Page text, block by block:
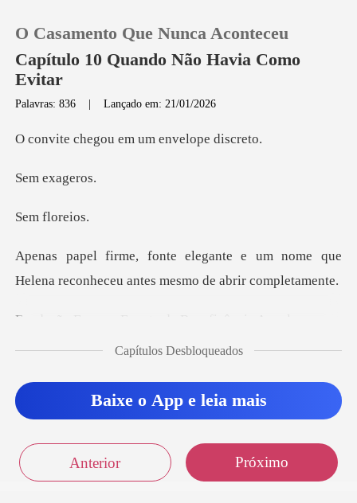
Histórico
Sair
O Casamento Que Nunca Aconteceu
Capítulo 10 Quando Não Havia Como
Evitar
Palavras: 836 |Lançado em: 21/01/2026
gou em um env
exag
flor
e um nome que
Helena reconheceu a
se contraiu
Capítulos Desbloqueados
Baixe o App e leia mais
Anterior Próximo